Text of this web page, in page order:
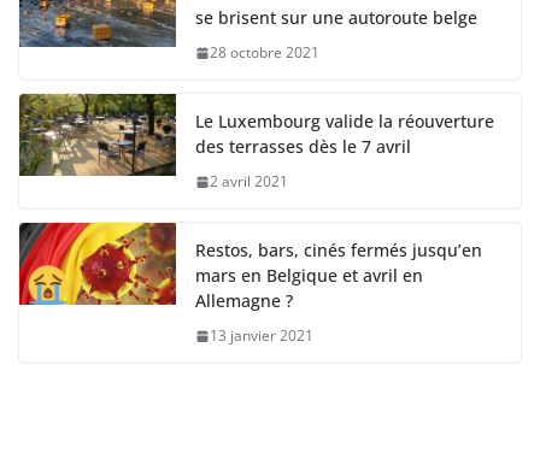
se brisent sur une autoroute belge
28 octobre 2021
Le Luxembourg valide la réouverture
des terrasses dès le 7 avril
2 avril 2021
Restos, bars, cinés fermés jusqu’en
mars en Belgique et avril en
Allemagne ?
13 janvier 2021